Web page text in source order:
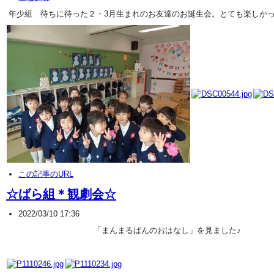
年少組 待ちに待った２・3月生まれのお友達のお誕生会。とても楽しか
この記事のURL
☆ばら組＊観劇会☆
2022/03/10 17:36
「まんまるぱんのおはなし」を見ました♪